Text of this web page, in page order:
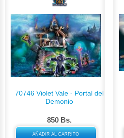
70746 Violet Vale - Portal del
Demonio
850 Bs.
AÑADIR AL CARRITO